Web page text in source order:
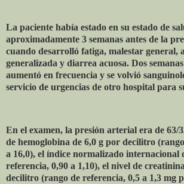
La paciente había estado en su estado de
aproximadamente 3 semanas antes de la
cuando desarrolló fatiga, malestar general,
generalizada y diarrea acuosa. Dos
aumentó en frecuencia y se volvió
servicio de urgencias de otro hospital para
En el examen, la presión arterial era de 63/
de hemoglobina de 6,0 g por decilitro
a 16,0), el índice normalizado internacional
referencia, 0,90 a 1,10), el nivel de
decilitro (rango de referencia, 0,5 a 1,3 mg